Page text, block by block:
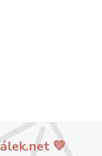
💛